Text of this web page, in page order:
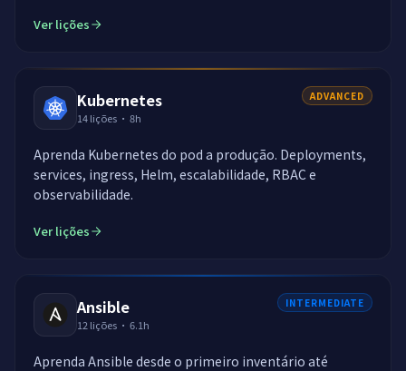
Ver lições
Kubernetes
14lições · 8h
ADVANCED
Aprenda Kubernetes do pod a produção. Deployments,
services, ingress, Helm, escalabilidade, RBAC e
observabilidade.
Ver lições
Ansible
12 lições · 6.1h
INTERMEDIATE
Aprenda Ansible desde o primeiro inventário até